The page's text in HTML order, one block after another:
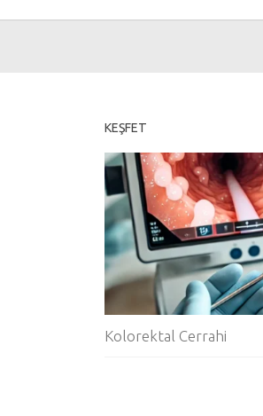
KEŞFET
Kolorektal Cerrahi